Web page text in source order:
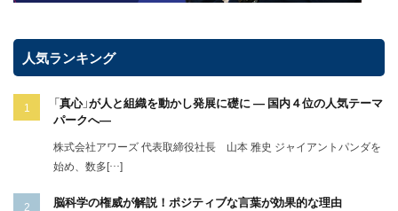
人気ランキング
「真心」が人と組織を動かし発展に礎に ― 国内４位の人気テーマ
パークへ―
株式会社アワーズ 代表取締役社長 山本 雅史 ジャイアントパンダを
始め、数多[…]
脳科学の権威が解説！ポジティブな言葉が効果的な理由